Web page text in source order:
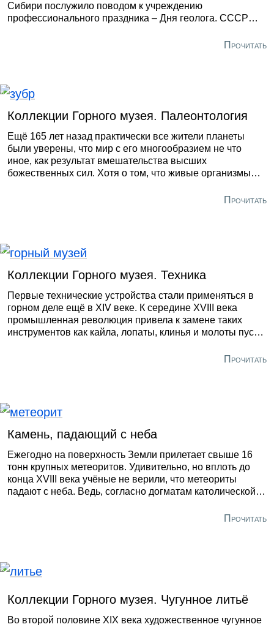
Сибири послужило поводом к учреждению
профессионального праздника – Дня геолога. СССР
Прочитать
Коллекции Горного музея. Палеонтология
Ещё 165 лет назад практически все жители планеты
были уверены, что мир с его многообразием не что
иное, как результат вмешательства высших
божественных сил. Хотя о том, что живые организмы
Прочитать
Коллекции Горного музея. Техника
Первые технические устройства стали применяться в
горном деле ещё в XIV веке. К середине XVIII века
промышленная революция привела к замене таких
инструментов как кайла, лопаты, клинья и молоты пусть
Прочитать
Камень, падающий с неба
Ежегодно на поверхность Земли прилетает свыше 16
тонн крупных метеоритов. Удивительно, но вплоть до
конца XVIII века учёные не верили, что метеориты
падают с неба. Ведь, согласно догматам католической
Прочитать
Коллекции Горного музея. Чугунное литьё
Во второй половине XIX века художественное чугунное